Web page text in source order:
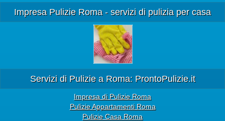
Impresa Pulizie Roma - servizi di pulizia per casa
Servizi di Pulizie a Roma: ProntoPulizie.it
Impresa di Pulizie Roma
Pulizie Appartamenti Roma
Pulizie Casa Roma